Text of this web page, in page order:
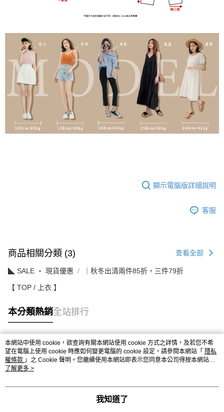
顯示電腦版詳細說明
客服
商品相關分類 (3) 查看全部
◣ SALE ‧ 現貨優惠 ｜秋冬出清兩件85折，三件79折
【 TOP / 上衣 】
本分類熱銷全站排行
熱門標籤
本網站中使用 cookie，欲查詢有關本網站使用 cookie 方式之詳情，及若您不希
望在電腦上使用 cookie 時應如何變更電腦的 cookie 設定，請參閱本網站「 隱私
權條款 」之 Cookie 聲明。您繼續使用本網站即表示您同意本公司得按本網站使
用條款之 Cookie 聲明使用 cookie。
了解更多 >
我知道了